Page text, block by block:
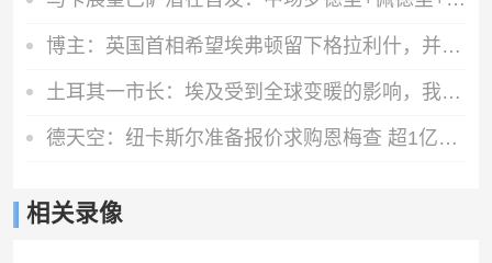
博主：英国首相希望埃弗顿留下格拉利什，并在今夏签下一名右后卫
土耳其一市长：埃及受到全球变暖的影响，我们愿给萨拉赫一块土地
德天空：纽卡斯尔准备报价求购恩梅查 超1亿欧才能让多特考虑放人
相关录像